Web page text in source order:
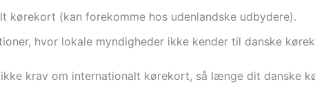
(kan forekomme hos udenlandske udbydere).
hvor lokale myndigheder ikke kender til danske
krav om internationalt kørekort, så længe dit danske